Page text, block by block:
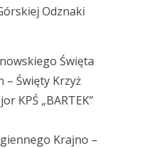
Odznaki
Święta
– Święty Krzyż
KPŚ „BARTEK”
Krajno –